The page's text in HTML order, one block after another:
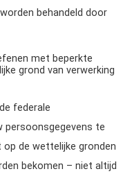
behandeld door
met beperkte
grond van verwerking
federale
persoonsgegevens te
de wettelijke gronden
bekomen – niet altijd